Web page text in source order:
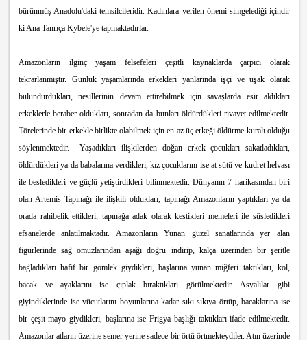
bürünmüş Anadolu'daki temsilcileridir. Kadınlara verilen önemi simgelediği içindir
ki Ana Tanrıça Kybele'ye tapmaktadırlar.
Amazonların ilginç yaşam felsefeleri çeşitli kaynaklarda çarpıcı olarak
tekrarlanmıştır. Günlük yaşamlarında erkekleri yanlarında işçi ve uşak olarak
bulundurdukları, nesillerinin devam ettirebilmek için savaşlarda esir aldıkları
erkeklerle beraber oldukları, sonradan da bunları öldürdükleri rivayet edilmektedir.
Törelerinde bir erkekle birlikte olabilmek için en az üç erkeği öldürme kuralı olduğu
söylenmektedir. Yaşadıkları ilişkilerden doğan erkek çocukları sakatladıkları,
öldürdükleri ya da babalarına verdikleri, kız çocuklarını ise at sütü ve kudret helvası
ile besledikleri ve güçlü yetiştirdikleri bilinmektedir. Dünyanın 7 harikasından biri
olan Artemis Tapınağı ile ilişkili oldukları, tapınağı Amazonların yaptıkları ya da
orada rahibelik ettikleri, tapınağa adak olarak kestikleri memeleri ile süsledikleri
efsanelerde anlatılmaktadır. Amazonların Yunan güzel sanatlarında yer alan
figürlerinde sağ omuzlarından aşağı doğru indirip, kalça üzerinden bir şeritle
bağladıkları hafif bir gömlek giydikleri, başlarına yunan miğferi taktıkları, kol,
bacak ve ayaklarını ise çıplak bıraktıkları görülmektedir. Asyalılar gibi
giyindiklerinde ise vücutlarını boyunlarına kadar sıkı sıkıya örtüp, bacaklarına ise
bir çeşit mayo giydikleri, başlarına ise Frigya başlığı taktıkları ifade edilmektedir.
Amazonlar atların üzerine semer yerine sadece bir örtü örtmekteydiler. Atın üzerinde